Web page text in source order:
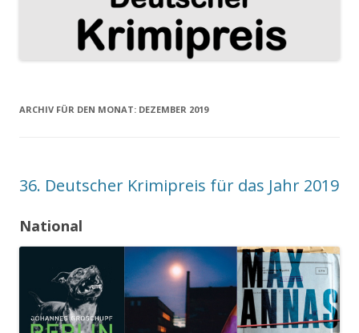
ARCHIV FÜR DEN MONAT: DEZEMBER 2019
36. Deutscher Krimipreis für das Jahr 2019
National